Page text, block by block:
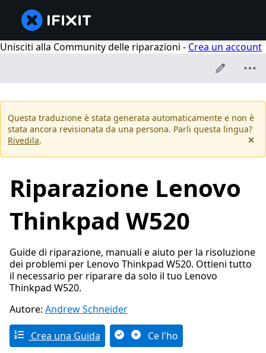
Unisciti alla Community delle riparazioni - Crea un account
Questa traduzione è stata generata automaticamente e non è
stata ancora revisionata da una persona. Parli questa lingua?
Rivedila.
Riparazione Lenovo
Thinkpad W520
Guide di riparazione, manuali e aiuto per la risoluzione
dei problemi per Lenovo Thinkpad W520. Ottieni tutto
il necessario per riparare da solo il tuo Lenovo
Thinkpad W520.
Autore: Andrew Schneider
Crea una Guida Ce l'ho